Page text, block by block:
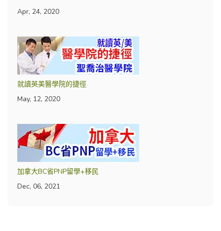
Apr, 24, 2020
就讀英美醫學院的捷徑
May, 12, 2020
加拿大BC省PNP留學+移民
Dec, 06, 2021